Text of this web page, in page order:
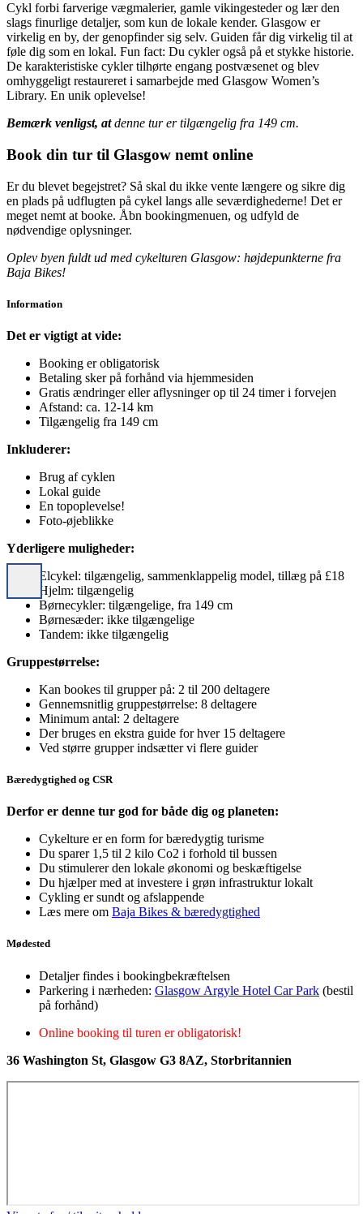
Cykl forbi farverige vægmalerier, gamle vikingesteder og lær den
slags finurlige detaljer, som kun de lokale kender. Glasgow er
virkelig en by, der genopfinder sig selv. Guiden får dig virkelig til at
føle dig som en lokal. Fun fact: Du cykler også på et stykke historie.
De karakteristiske cykler tilhørte engang postvæsenet og blev
omhyggeligt restaureret i samarbejde med Glasgow Women’s
Library. En unik oplevelse!
Bemærk venligst, atdenne tur er tilgængelig fra 149 cm.
Book din tur til Glasgow nemt online
Er du blevet begejstret? Så skal du ikke vente længere og sikre dig
en plads på udflugten på cykel langs alle seværdighederne! Det er
meget nemt at booke. Åbn bookingmenuen, og udfyld de
nødvendige oplysninger.
Oplev byen fuldt ud med cykelturen Glasgow: højdepunkterne fra
Baja Bikes!
Information
Det er vigtigt at vide:
Booking er obligatorisk
Betaling sker på forhånd via hjemmesiden
Gratis ændringer eller aflysninger op til 24 timer i forvejen
Afstand: ca. 12-14 km
Tilgængelig fra 149 cm
Inkluderer:
Brug af cyklen
Lokal guide
En topoplevelse!
Foto-øjeblikke
Yderligere muligheder:
Elcykel: tilgængelig, sammenklappelig model, tillæg på £18
Hjelm: tilgængelig
Børnecykler: tilgængelige, fra 149 cm
Børnesæder: ikke tilgængelige
Tandem: ikke tilgængelig
Gruppestørrelse:
Kan bookes til grupper på: 2 til 200 deltagere
Gennemsnitlig gruppestørrelse: 8 deltagere
Minimum antal: 2 deltagere
Der bruges en ekstra guide for hver 15 deltagere
Ved større grupper indsætter vi flere guider
Bæredygtighed og CSR
Derfor er denne tur god for både dig og planeten:
Cykelture er en form for bæredygtig turisme
Du sparer 1,5 til 2 kilo Co2 i forhold til bussen
Du stimulerer den lokale økonomi og beskæftigelse
Du hjælper med at investere i grøn infrastruktur lokalt
Cykling er sundt og afslappende
Læs mere om Baja Bikes & bæredygtighed
Mødested
Detaljer findes i bookingbekræftelsen
Parkering i nærheden: Glasgow Argyle Hotel Car Park (bestil
på forhånd)
Online booking til turen er obligatorisk!
36 Washington St, Glasgow G3 8AZ, Storbritannien